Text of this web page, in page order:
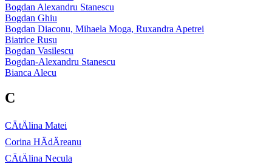
Bogdan Alexandru Stanescu
Bogdan Ghiu
Bogdan Diaconu, Mihaela Moga, Ruxandra Apetrei
Biatrice Rusu
Bogdan Vasilescu
Bogdan-Alexandru Stanescu
Bianca Alecu
C
CÄtÄlina Matei
Corina HÄdÄreanu
CÄtÄlina Necula